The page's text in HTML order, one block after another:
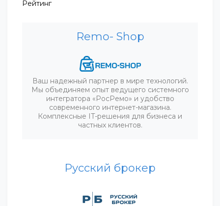
Рейтинг
Remo- Shop
Ваш надежный партнер в мире технологий.
Мы объединяем опыт ведущего системного
интегратора «РосРемо» и удобство
современного интернет-магазина.
Комплексные IT-решения для бизнеса и
частных клиентов.
Русский брокер